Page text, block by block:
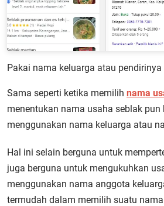
Pakai nama keluarga atau pendirinya
Sama seperti ketika memilih nama
menentukan nama usaha seblak pun
menggunakan nama keluarga atau
Hal ini selain berguna untuk
juga berguna untuk mengukuhkan
menggunakan nama anggota
termudah dalam memilih suatu